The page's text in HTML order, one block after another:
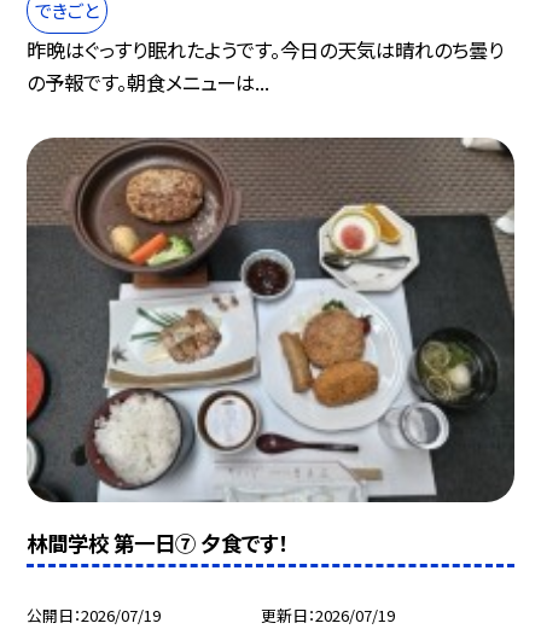
できごと
昨晩はぐっすり眠れたようです。今日の天気は晴れのち曇り
の予報です。朝食メニューは...
林間学校 第一日⑦ 夕食です！
公開日 2026/07/19 更新日 2026/07/19